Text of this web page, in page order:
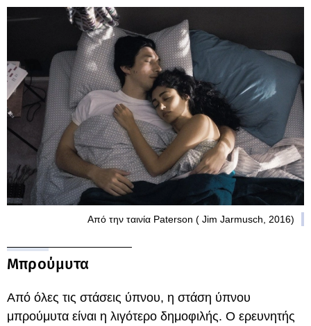
Από την ταινία Paterson ( Jim Jarmusch, 2016)
Μπρούμυτα
Από όλες τις στάσεις ύπνου, η στάση ύπνου
μπρούμυτα είναι η λιγότερο δημοφιλής. Ο ερευνητής